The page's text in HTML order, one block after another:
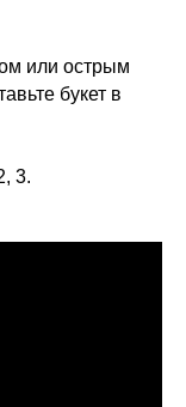
или острым
букет в
3.